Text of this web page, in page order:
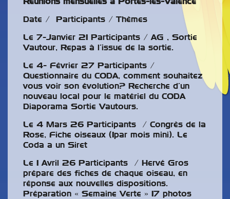
Date / Participants / Thèmes
Le 7-Janvier 21 Participants / AG , Sortie
Vautour, Repas à l’issue de la sortie.
Le 4- Février 27 Participants /
Questionnaire du CODA, comment souhaitez
vous voir son évolution? Recherche d’un
nouveau local pour le matériel du CODA
Diaporama Sortie Vautours.
Le 4 Mars 26 Participants / Congrès de la
Rose, Fiche oiseaux (1par mois mini). Le
Coda a un Siret
Le 1 Avril 26 Participants / Hervé Gros
prépare des fiches de chaque oiseau, en
réponse aux nouvelles dispositions.
Préparation « Semaine Verte » 17 photos